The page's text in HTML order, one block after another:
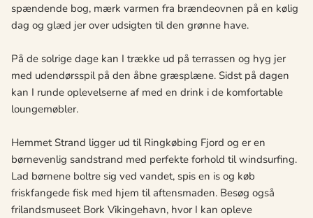
spændende bog, mærk varmen fra brændeovnen på en kølig
dag og glæd jer over udsigten til den grønne have.
På de solrige dage kan I trække ud på terrassen og hyg jer
med udendørsspil på den åbne græsplæne. Sidst på dagen
kan I runde oplevelserne af med en drink i de komfortable
loungemøbler.
Hemmet Strand ligger ud til Ringkøbing Fjord og er en
børnevenlig sandstrand med perfekte forhold til windsurfing.
Lad børnene boltre sig ved vandet, spis en is og køb
friskfangede fisk med hjem til aftensmaden. Besøg også
frilandsmuseet Bork Vikingehavn, hvor I kan opleve